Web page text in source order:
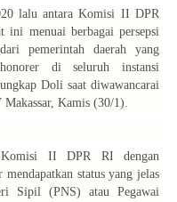
lalu antara Komisi II DPR
ini menuai berbagai persepsi
pemerintah daerah yang
honorer di seluruh instansi
Doli saat diwawancarai
Kamis (30/1).
Komisi II DPR RI dengan
status yang jelas
Sipil (PNS) atau Pegawai